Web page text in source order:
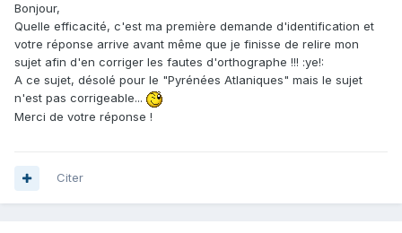
Bonjour,
Quelle efficacité, c'est ma première demande d'identification et
votre réponse arrive avant même que je finisse de relire mon
sujet afin d'en corriger les fautes d'orthographe !!! :ye!:
A ce sujet, désolé pour le "Pyrénées Atlaniques" mais le sujet
n'est pas corrigeable...
Merci de votre réponse !
Citer